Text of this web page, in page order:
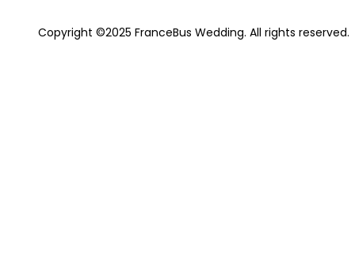
Copyright ©2025 FranceBus Wedding. All rights reserved.